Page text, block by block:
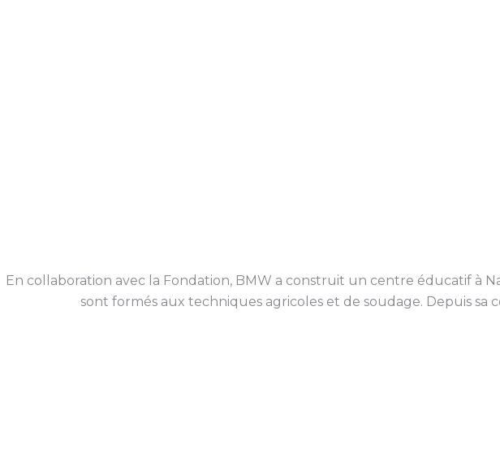
En collaboration avec la Fondation, BMW a construit un centre éducatif à
sont formés aux techniques agricoles et de soudage. Depuis sa